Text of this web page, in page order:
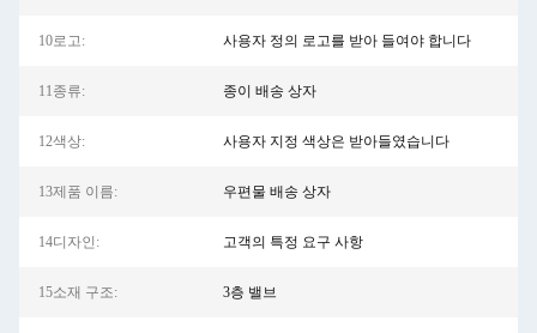
10로고: 사용자 정의 로고를 받아 들여야 합니다
11종류: 종이 배송 상자
12색상: 사용자 지정 색상은 받아들였습니다
13제품 이름: 우편물 배송 상자
14디자인: 고객의 특정 요구 사항
15소재 구조: 3층 밸브